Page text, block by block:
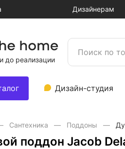
Дизайнерам
до реализации
Дизайн-студия
Сантехника Поддоны
поддон Jacob